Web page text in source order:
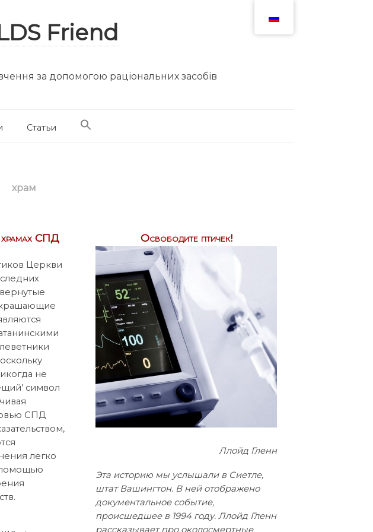
за допомогою раціональних засобів
Статьи
храм
храмах СПД
Церкви
не
символ
СПД
легко
помощью
Освободите птичек!
Ллойд Гленн
Эта историю мы услышали в Сиетле,
штат Вашингтон. В ней отображено
документальное событие,
происшедшее в 1994 году. Ллойд Гленн
рассказывает про околосмертные